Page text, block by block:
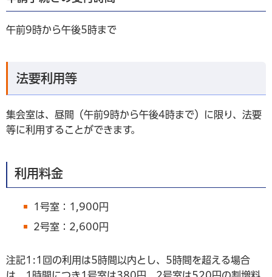
午前9時から午後5時まで
法要利用等
集会室は、昼間（午前9時から午後4時まで）に限り、法要
等に利用することができます。
利用料金
1号室：1,900円
2号室：2,600円
注記1:1回の利用は5時間以内とし、5時間を超える場合